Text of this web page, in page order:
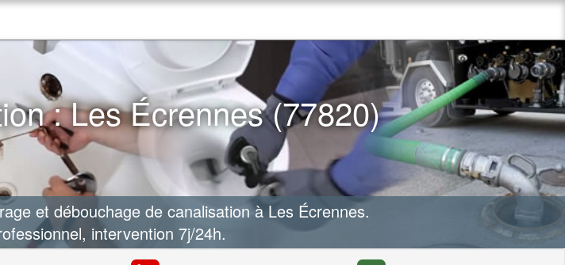
: Les Écrennes (77820)
et débouchage de canalisation à Les Écrennes.
intervention 7j/24h.